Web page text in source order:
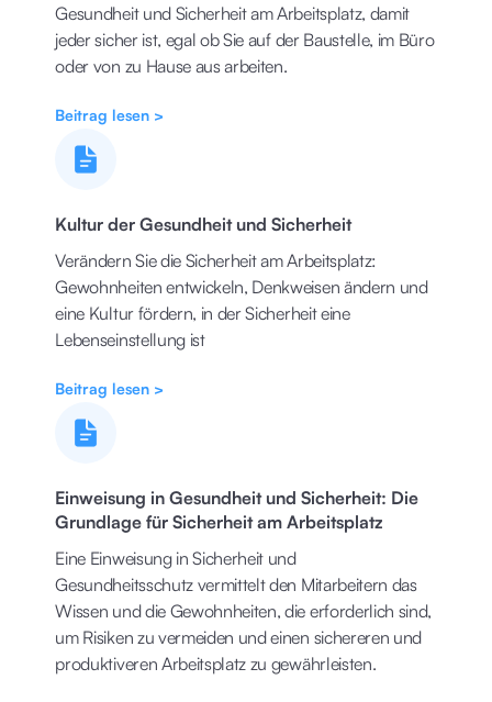
Gesundheit und Sicherheit am Arbeitsplatz, damit
jeder sicher ist, egal ob Sie auf der Baustelle, im Büro
oder von zu Hause aus arbeiten.
Beitrag lesen >
Kultur der Gesundheit und Sicherheit
Verändern Sie die Sicherheit am Arbeitsplatz:
Gewohnheiten entwickeln, Denkweisen ändern und
eine Kultur fördern, in der Sicherheit eine
Lebenseinstellung ist
Beitrag lesen >
Einweisung in Gesundheit und Sicherheit: Die
Grundlage für Sicherheit am Arbeitsplatz
Eine Einweisung in Sicherheit und
Gesundheitsschutz vermittelt den Mitarbeitern das
Wissen und die Gewohnheiten, die erforderlich sind,
um Risiken zu vermeiden und einen sichereren und
produktiveren Arbeitsplatz zu gewährleisten.